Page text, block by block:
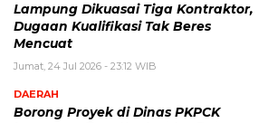
Lampung Dikuasai Tiga Kontraktor,
Dugaan Kualifikasi Tak Beres
Mencuat
Jumat, 24 Jul 2026 - 23:12 WIB
DAERAH
Borong Proyek di Dinas PKPCK